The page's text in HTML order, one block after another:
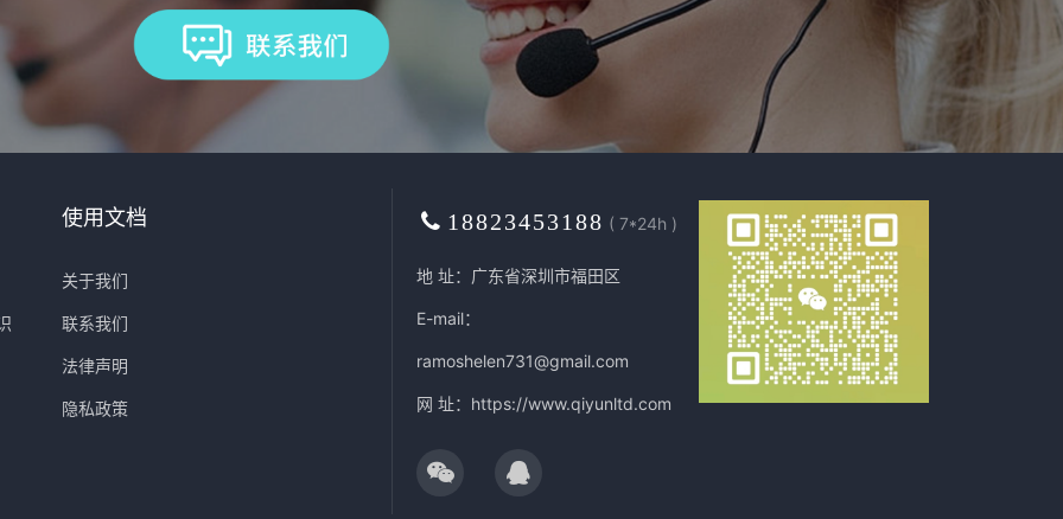
使用文档
关于我们
联系我们
法律声明
隐私政策
18823453188 ( 7*24h )
地 址：广东省深圳市福田区
E-mail：
ramoshelen731@gmail.com
网 址： https://www.qiyunltd.com